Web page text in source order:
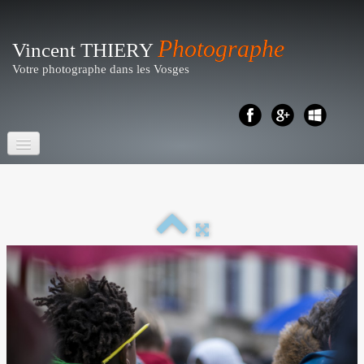
Vincent THIERY Photographe
Votre photographe dans les Vosges
Reportages▼
Business - Entreprises▼
Artistique